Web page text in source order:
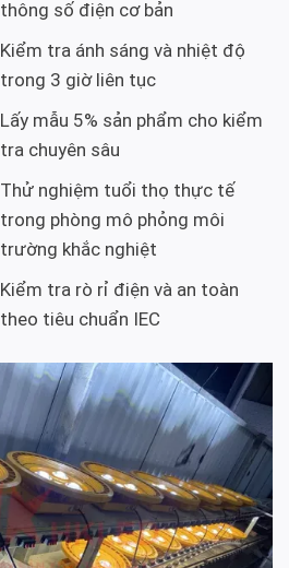
thông số điện cơ bản
Kiểm tra ánh sáng và nhiệt độ
trong 3 giờ liên tục
Lấy mẫu 5% sản phẩm cho kiểm
tra chuyên sâu
Thử nghiệm tuổi thọ thực tế
trong phòng mô phỏng môi
trường khắc nghiệt
Kiểm tra rò rỉ điện và an toàn
theo tiêu chuẩn IEC